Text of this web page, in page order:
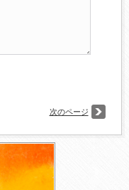
次のページ